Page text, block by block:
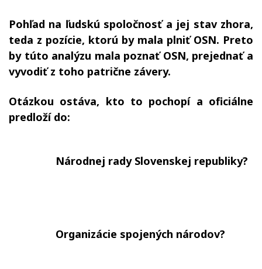
Pohľad na ľudskú spoločnosť a jej stav zhora,
teda z pozície, ktorú by mala plniť OSN. Preto
by túto analýzu mala poznať OSN, prejednať a
vyvodiť z toho patrične závery.
Otázkou ostáva, kto to pochopí a oficiálne
predloží do:
Národnej rady Slovenskej republiky?
Organizácie spojených národov?